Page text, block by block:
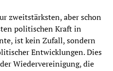
zweitstärksten, aber schon
politischen Kraft in
ist kein Zufall, sondern
Entwicklungen. Dies
Wiedervereinigung, die